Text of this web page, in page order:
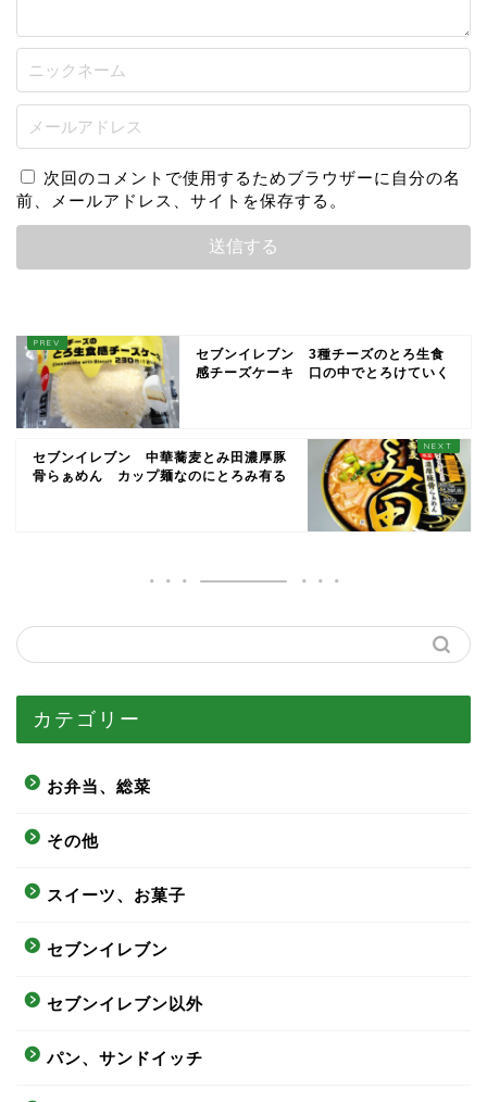
次回のコメントで使用するためブラウザーに自分の名
前、メールアドレス、サイトを保存する。
セブンイレブン 3種チーズのとろ生食
感チーズケーキ 口の中でとろけていく
セブンイレブン 中華蕎麦とみ田濃厚豚
骨らぁめん カップ麺なのにとろみ有る
カテゴリー
お弁当、総菜
その他
スイーツ、お菓子
セブンイレブン
セブンイレブン以外
パン、サンドイッチ